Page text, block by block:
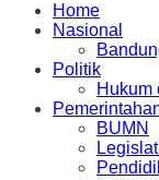
Home
Nasional
Politik
Hukum
BUMN